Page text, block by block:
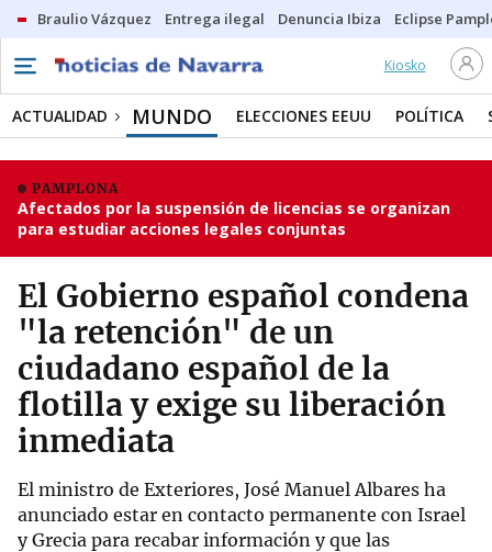
Braulio Vázquez Entrega ilegal Denuncia Ibiza Eclipse
Kiosko
ACTUALIDAD MUNDO ELECCIONES EEUU POLÍTICA
PAMPLONA
Afectados por la suspensión de licencias se organizan
para estudiar acciones legales conjuntas
El Gobierno español condena
"la retención" de un
ciudadano español de la
flotilla y exige su liberación
inmediata
El ministro de Exteriores, José Manuel Albares ha
anunciado estar en contacto permanente con Israel
y Grecia para recabar información y que las